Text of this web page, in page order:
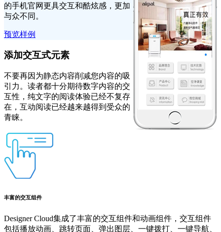
的手机官网更具交互和酷炫感，更加
与众不同。
预览样例
添加交互式元素
不要再因为静态内容削减您内容的吸
引力。读者都十分期待数字内容的交
互性，纯文字的阅读体验已经不复存
在，互动阅读已经越来越得到受众的
青睐。
丰富的交互组件
Designer Cloud集成了丰富的交互组件和动画组件，交互组件
包括播放动画、跳转页面、弹出图层、一键拨打、一键导航、